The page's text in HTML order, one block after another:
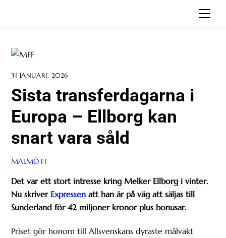
31 JANUARI, 2026
Sista transferdagarna i
Europa – Ellborg kan
snart vara såld
MALMÖ FF
Det var ett stort intresse kring Melker Ellborg i vinter.
Nu skriver Expressen att han är på väg att säljas till
Sunderland för 42 miljoner kronor plus bonusar.
Priset gör honom till Allsvenskans dyraste målvakt